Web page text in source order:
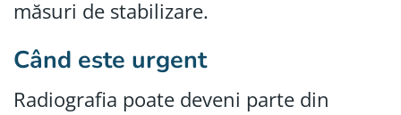
măsuri de stabilizare.
Când este urgent
Radiografia poate deveni parte din